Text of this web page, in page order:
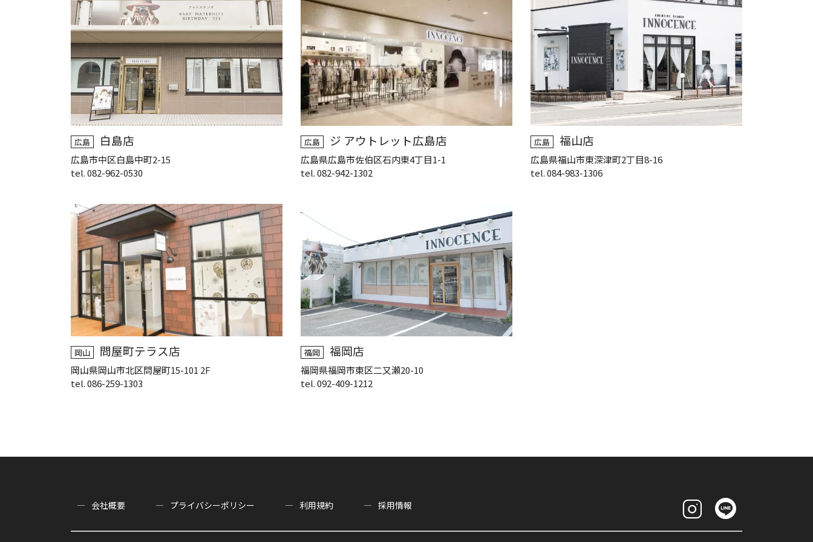
広島 白島店
広島市中区白島中町2-15
tel. 082-962-0530
広島 ジ アウトレット広島店
広島県広島市佐伯区石内東4丁目1-1
tel. 082-942-1302
広島 福山店
広島県福山市東深津町2丁目8-16
tel. 084-983-1306
岡山 問屋町テラス店
岡山県岡山市北区問屋町15-101 2F
tel. 086-259-1303
福岡 福岡店
福岡県福岡市東区二又瀬20-10
tel. 092-409-1212
会社概要 プライバシーポリシー 利用規約 採用情報